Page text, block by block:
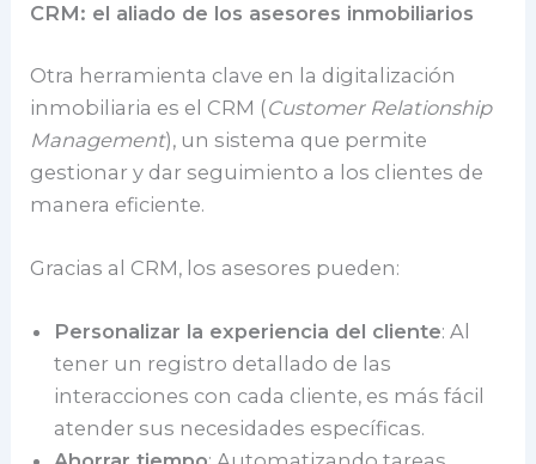
CRM: el aliado de los asesores inmobiliarios
Otra herramienta clave en la digitalización
inmobiliaria es el CRM (Customer Relationship
Management), un sistema que permite
gestionar y dar seguimiento a los clientes de
manera eficiente.
Gracias al CRM, los asesores pueden:
Personalizar la experiencia del cliente: Al
tener un registro detallado de las
interacciones con cada cliente, es más fácil
atender sus necesidades específicas.